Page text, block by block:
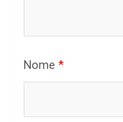
Nome *